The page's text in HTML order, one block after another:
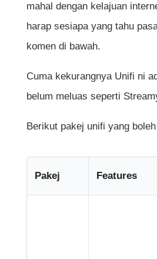
mahal dengan kelajuan
harap sesiapa yang tahu
komen di bawah.
Cuma kekurangnya Unifi ni
belum meluas seperti
Berikut pakej unifi yang
Pakej Features